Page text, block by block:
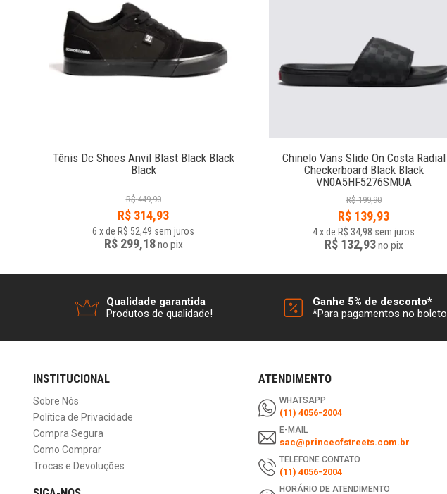
Tênis Dc Shoes Anvil Blast Black Black
Black
R$ 449,90
R$ 314,93
6 xde R$ 52,49 sem juros
R$ 299,18no pix
Chinelo Vans Slide On Costa Radial
Checkerboard Black Black
VN0A5HF5276SMUA
R$ 199,90
R$ 139,93
4xde R$ 34,98 sem juros
R$ 132,93no pix
Qualidade garantida
Produtos de qualidade!
Ganhe 5% de desconto*
*Para pagamentos no boleto
INSTITUCIONAL
Sobre Nós
Política de Privacidade
Compra Segura
Como Comprar
Trocas e Devoluções
ATENDIMENTO
WHATSAPP
(11) 4056-2004
E-MAIL
sac@princeofstreets.com.br
TELEFONE CONTATO
(11) 4056-2004
HORÁRIO DE ATENDIMENTO